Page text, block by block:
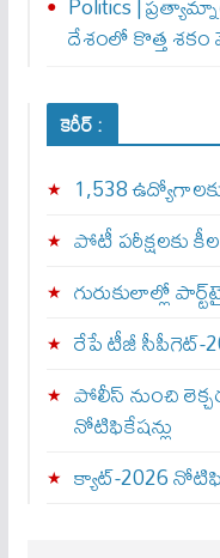
దేశంలో కొత్త
కెరీర్ :
1,538
పోటీ పరీక్షలకు
గురుకులాల్లో
రేపే టీజీ సీపీగెట్‌-
పోలీస్ నుంచి
నోటిఫికేషన్లు
క్యాట్-2026